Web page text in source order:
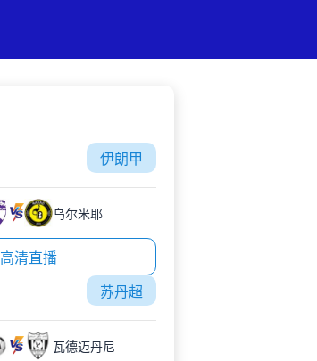
伊朗甲
乌尔米耶
高清直播
苏丹超
瓦德迈丹尼